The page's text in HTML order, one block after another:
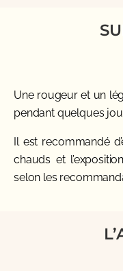
Une rougeur et un
pendant quelques
Il est recommandé
chauds et
selon les